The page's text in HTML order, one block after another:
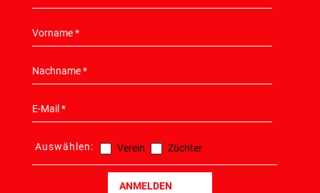
Auswählen: Verein Züchter
ANMELDEN